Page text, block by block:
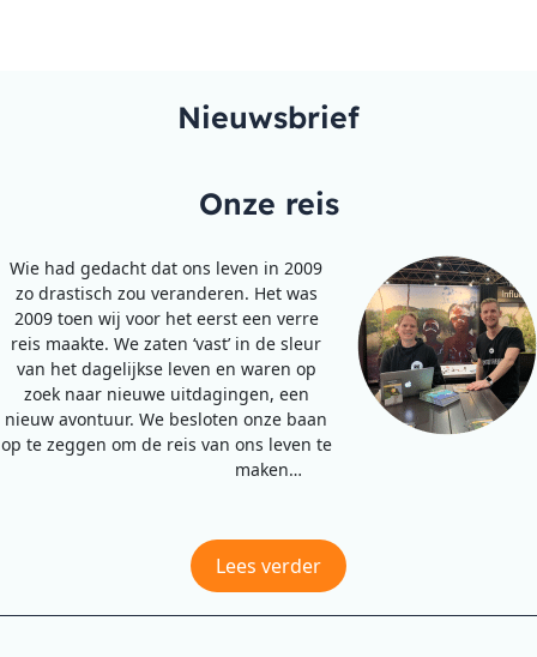
Nieuwsbrief
Onze reis
Wie had gedacht dat ons leven in 2009
zo drastisch zou veranderen. Het was
2009 toen wij voor het eerst een verre
reis maakte. We zaten ‘vast’ in de sleur
van het dagelijkse leven en waren op
zoek naar nieuwe uitdagingen, een
nieuw avontuur. We besloten onze baan
op te zeggen om de reis van ons leven te
maken…
Lees verder